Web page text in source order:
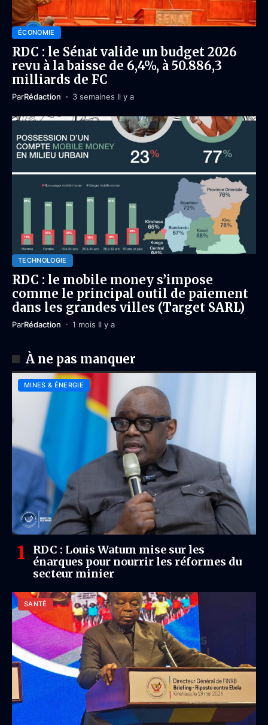
ÉCONOMIE
RDC : le Sénat valide un budget 2026
revu à la baisse de 6,4%, à 50.886,3
milliards de FC
ParRédaction 3 semaines Il y a
TECHNOLOGIE
RDC : le mobile money s’impose
comme le principal outil de paiement
dans les grandes villes (Target SARL)
ParRédaction 1 mois Il y a
À ne pas manquer
MINES & ÉNERGIE
RDC : Louis Watum mise sur les
énarques pour nourrir les réformes du
secteur minier
SANTÉ